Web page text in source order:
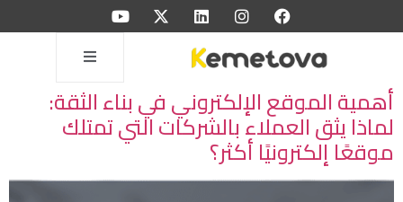
أهمية الموقع الإلكتروني في بناء الثقة:
لماذا يثق العملاء بالشركات التي تمتلك
موقعًا إلكترونيًا أكثر؟